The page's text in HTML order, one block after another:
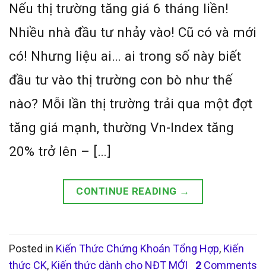
Nếu thị trường tăng giá 6 tháng liền!
Nhiều nhà đầu tư nhảy vào! Cũ có và mới
có! Nhưng liệu ai… ai trong số này biết
đầu tư vào thị trường con bò như thế
nào? Mỗi lần thị trường trải qua một đợt
tăng giá mạnh, thường Vn-Index tăng
20% trở lên – […]
CONTINUE READING →
Posted in Kiến Thức Chứng Khoán Tổng Hợp, Kiến
thức CK, Kiến thức dành cho NĐT MỚI 2 Comments